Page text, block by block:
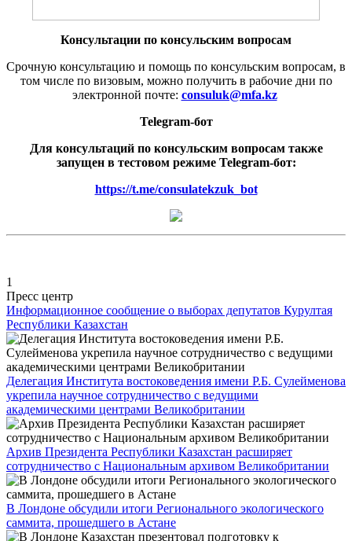
Консультации по консульским вопросам
Срочную консультацию и помощь по консульским вопросам, в
том числе по визовым, можно получить в рабочие дни по
электронной почте: consuluk@mfa.kz
Telegram-бот
Для консультаций по консульским вопросам также
запущен в тестовом режиме Telegram-бот:
https://t.me/consulatekzuk_bot
1
Пресс центр
Информационное сообщение о выборах депутатов Курултая
Республики Казахстан
Делегация Института востоковедения имени Р.Б. Сулейменова
укрепила научное сотрудничество с ведущими
академическими центрами Великобритании
Архив Президента Республики Казахстан расширяет
сотрудничество с Национальным архивом Великобритании
В Лондоне обсудили итоги Регионального экологического
саммита, прошедшего в Астане